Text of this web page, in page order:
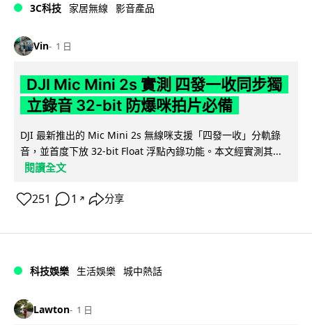
3C科技 家居無線 影音產品
Vin 1 日
DJI Mic Mini 2s 實測 四發一收同步獨
立錄音 32-bit 防爆咪拍片必備
DJI 最新推出的 Mic Mini 2s 無線咪支援「四發一收」分軌錄
音，並首度下放 32-bit Float 浮點內錄功能。本文經實測其...
閱讀全文
251 1 ↗ 分享
科技娛樂 生活娛樂 城中熱話
Lawton 1 日